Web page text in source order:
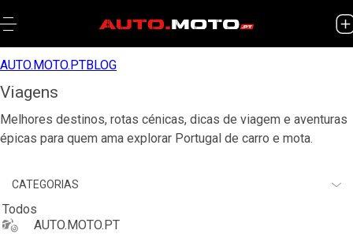
AUTO.MOTO.PTBLOG
Viagens
Melhores destinos, rotas cénicas, dicas de viagem e aventuras
épicas para quem ama explorar Portugal de carro e mota.
CATEGORIAS
Todos
AUTO.MOTO.PT